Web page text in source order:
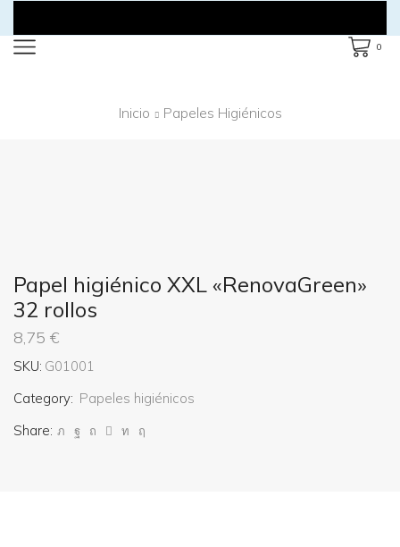
0
Inicio Papeles Higiénicos
Papel higiénico XXL «RenovaGreen»
32 rollos
8,75 €
SKU: G01001
Category: Papeles higiénicos
Share: